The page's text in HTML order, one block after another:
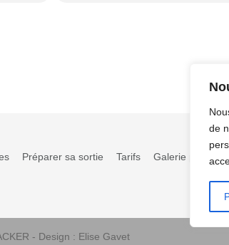
de
Préparer sa sortie Tarifs Galerie photos
- Design : Elise Gavet